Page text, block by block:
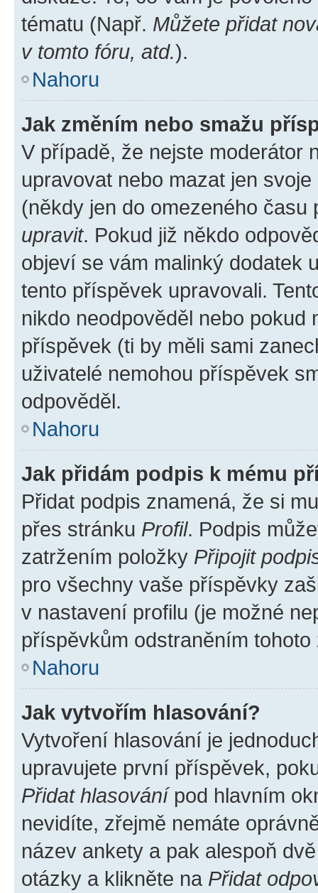
tématu (Např. Můžete přidat
v tomto fóru, atd.).
Nahoru
Jak změním nebo smažu
V případě, že nejste moderátor
upravovat nebo mazat jen
(někdy jen do omezeného
upravit. Pokud již někdo
objeví se vám malinký dodatek
tento příspěvek upravovali.
nikdo neodpověděl nebo pokud
příspěvek (ti by měli sami
uživatelé nemohou příspěvek
odpověděl.
Nahoru
Jak přidám podpis k mému
Přidat podpis znamená, že si
přes stránku Profil. Podpis
zatržením položky Připojit
pro všechny vaše příspěvky
v nastavení profilu (je možné
příspěvkům odstraněním
Nahoru
Jak vytvořím hlasování?
Vytvoření hlasování je
upravujete první příspěvek,
Přidat hlasovánípod hlavním
nevidíte, zřejmě nemáte
název ankety a pak alespoň
otázky a klikněte na Přidat